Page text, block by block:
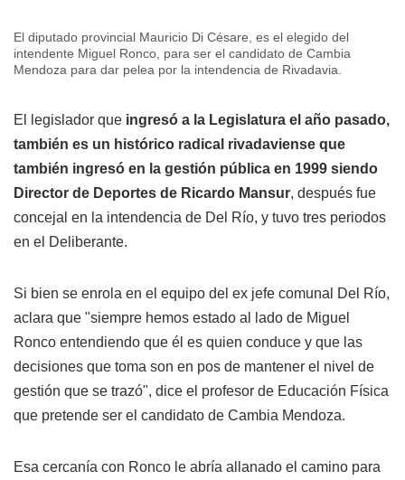
El diputado provincial Mauricio Di Césare, es el elegido del
intendente Miguel Ronco, para ser el candidato de Cambia
Mendoza para dar pelea por la intendencia de Rivadavia.
El legislador que ingresó a la Legislatura el año pasado,
también es un histórico radical rivadaviense que
también ingresó en la gestión pública en 1999 siendo
Director de Deportes de Ricardo Mansur, después fue
concejal en la intendencia de Del Río, y tuvo tres periodos
en el Deliberante.
Si bien se enrola en el equipo del ex jefe comunal Del Río,
aclara que "siempre hemos estado al lado de Miguel
Ronco entendiendo que él es quien conduce y que las
decisiones que toma son en pos de mantener el nivel de
gestión que se trazó", dice el profesor de Educación Física
que pretende ser el candidato de Cambia Mendoza.
Esa cercanía con Ronco le abría allanado el camino para